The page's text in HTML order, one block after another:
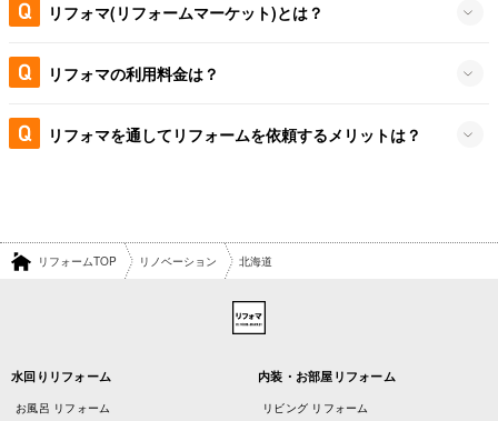
リフォマ(リフォームマーケット)とは？
リフォマの利用料金は？
リフォマを通してリフォームを依頼するメリットは？
リフォームTOP リノベーション 北海道
水回りリフォーム
お風呂 リフォーム
内装・お部屋リフォーム
リビング リフォーム